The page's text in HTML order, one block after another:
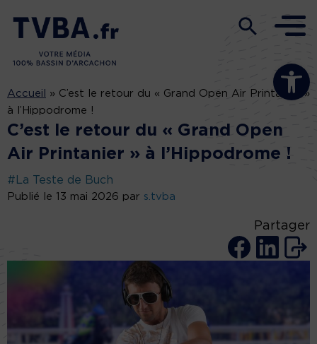
Ouvrir la
Accueil » C’est le retour du « Grand Open Air Printanier »
à l’Hippodrome !
C’est le retour du « Grand Open
Air Printanier » à l’Hippodrome !
#La Teste de Buch
Publié le 13 mai 2026 par s.tvba
Partager